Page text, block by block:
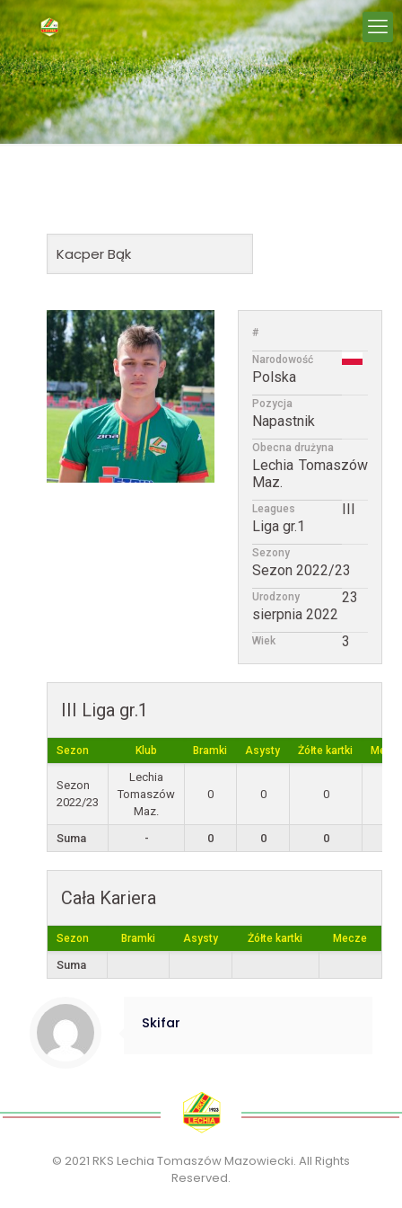
#
Narodowość
Polska
Pozycja
Napastnik
Obecna drużyna
Lechia Tomaszów
Maz.
Leagues
III
Liga gr.1
Sezony
Sezon 2022/23
Urodzony
23
sierpnia 2022
Wiek 3
III Liga gr.1
Sezon Klub Bramki Asysty Żółte kartki
Sezon
2022/23
Lechia
Tomaszów
Maz.
0 0 0
Suma - 0 0 0
Cała Kariera
Sezon Bramki Asysty Żółte kartki Mecze
Suma
Skifar
© 2021 RKS Lechia Tomaszów Mazowiecki. All Rights
Reserved.